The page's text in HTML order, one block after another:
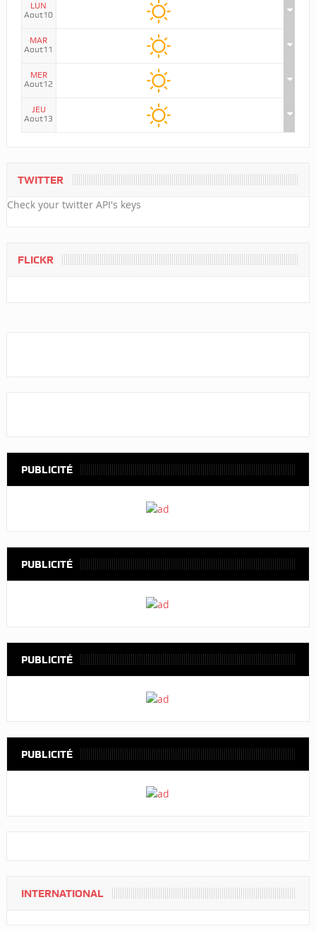
LUN
Aout10
MAR
Aout11
MER
Aout12
JEU
Aout13
TWITTER
Check your twitter API's keys
FLICKR
PUBLICITÉ
PUBLICITÉ
PUBLICITÉ
PUBLICITÉ
INTERNATIONAL